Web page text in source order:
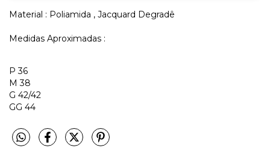
Material : Poliamida , Jacquard Degradê
Medidas Aproximadas :
P 36
M 38
G 42/42
GG 44